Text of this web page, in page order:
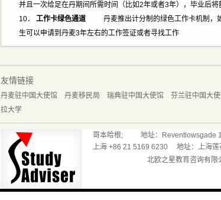
并且一次给足在丹期间所需时间（比如2年或者3年），毕业后
10．
工作卡绿色通道 丹麦推出计分制的绿色工作卡机制，
生可以申请到丹麦3年左右的工作签证或者寻找工作
友情链接
丹麦驻中国大使馆 丹麦移民局 瑞典驻中国大使馆 芬兰驻中国大
拉大学
哥本哈根; 地址：Reventlowsgade
上海 +86 21 5169 6230 地址：上海
北欧之星教育咨询有限